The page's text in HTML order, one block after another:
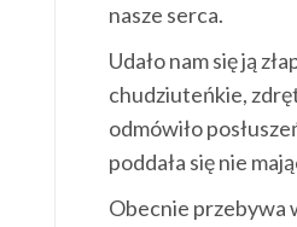
nasze serca.
Udało nam się ją
chudziuteńkie,
odmówiło
poddała się nie
Obecnie przebywa